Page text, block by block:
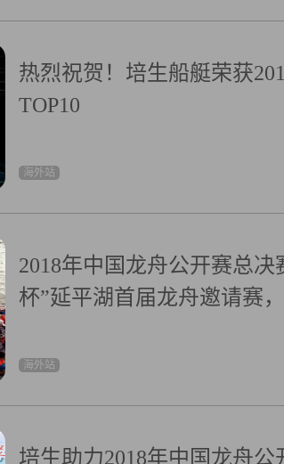
热烈祝贺！培生船艇荣获
TOP10
海外站
2018年中国龙舟公开赛总决
杯”延平湖首届龙舟邀请赛
海外站
培生助力2018年中国龙舟公